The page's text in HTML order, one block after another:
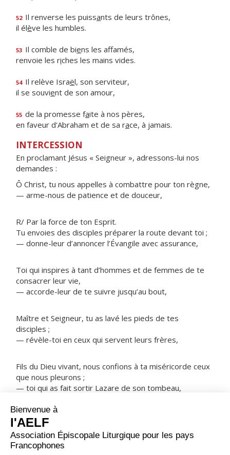
52 Il renverse les puissants de leurs trônes,
il élève les humbles.
53 Il comble de biens les affamés,
renvoie les riches les mains vides.
54 Il relève Israël, son serviteur,
il se souvient de son amour,
55 de la promesse faite à nos pères,
en faveur d'Abraham et de sa race, à jamais.
INTERCESSION
En proclamant Jésus « Seigneur », adressons-lui nos
demandes :
Ô Christ, tu nous appelles à combattre pour ton règne,
— arme-nous de patience et de douceur,
R/ Par la force de ton Esprit.
Tu envoies des disciples préparer la route devant toi ;
— donne-leur d’annoncer l’Évangile avec assurance,
Toi qui inspires à tant d’hommes et de femmes de te
consacrer leur vie,
— accorde-leur de te suivre jusqu’au bout,
Maître et Seigneur, tu as lavé les pieds de tes
disciples ;
— révèle-toi en ceux qui servent leurs frères,
Fils du Dieu vivant, nous confions à ta miséricorde ceux
que nous pleurons ;
— toi qui as fait sortir Lazare de son tombeau,
NOTRE PÈRE
ORAISON